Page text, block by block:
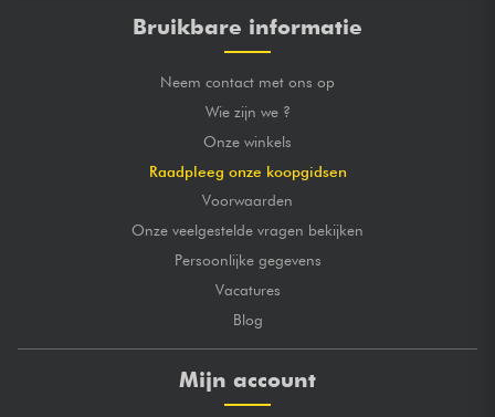
Bruikbare informatie
Neem contact met ons op
Wie zijn we ?
Onze winkels
Raadpleeg onze koopgidsen
Voorwaarden
Onze veelgestelde vragen bekijken
Persoonlijke gegevens
Vacatures
Blog
Mijn account